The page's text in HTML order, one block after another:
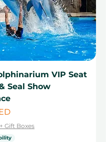
VIP Seat
Seal Show
Gift Boxes